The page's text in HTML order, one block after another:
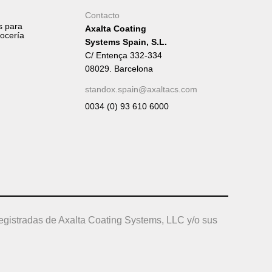
para
Contacto
Axalta Coating
Systems Spain, S.L.
C/ Entença 332-334
08029. Barcelona
standox.spain@axaltacs.com
0034 (0) 93 610 6000
de Axalta Coating Systems, LLC y/o sus